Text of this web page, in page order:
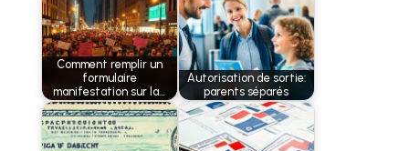
Comment remplir un
formulaire
manifestation sur la…
Autorisation de sortie:
parents séparés